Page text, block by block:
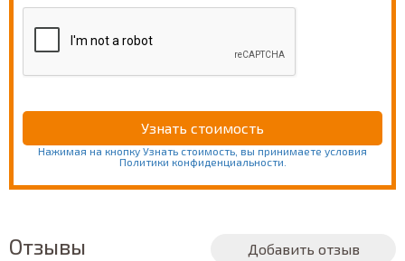
Нажимая на кнопку Узнать стоимость, вы принимаете условия
Политики конфиденциальности.
Отзывы Добавить отзыв